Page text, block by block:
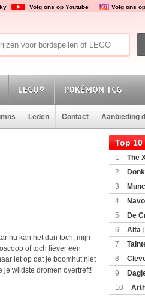
Volg ons op Youtube Volg ons
LEGO® POKÉMON TCG
Leden Contact Aanbieding
nu kan het dan toch, mijn
of toch liever een
let op dat je boomhut niet
je wildste dromen overtreft!
Top
1 The
2
3
4
5
De
6
Alta
7
8
9
(77059)
10